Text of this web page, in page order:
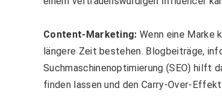
Content-Marketing:Wenn eine Marke
längere Zeit bestehen. Blogbeiträge,
Suchmaschinenoptimierung (SEO) hilft
finden lassen und den Carry-Over-